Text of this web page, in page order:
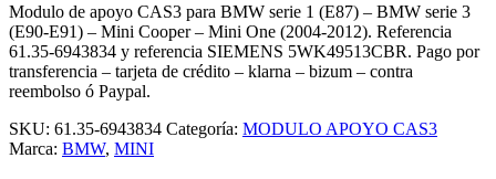
1
(E87)
-
BMW
SERIE
(E90-
E91)
Modulo de apoyo CAS3 para BMW serie 1 (E87) – BMW serie 3
(E90-E91) – Mini Cooper – Mini One (2004-2012). Referencia
61.35-6943834 y referencia SIEMENS 5WK49513CBR. Pago por
transferencia – tarjeta de crédito – klarna – bizum – contra
reembolso ó Paypal.
SKU: 61.35-6943834 Categoría: MODULO APOYO CAS3
Marca: BMW, MINI